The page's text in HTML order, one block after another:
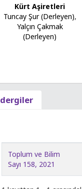
Kürt Aşiretleri
Tuncay Şur (Derleyen),
Yalçın Çakmak
(Derleyen)
dergiler
Toplum ve Bilim
Sayı 158, 2021